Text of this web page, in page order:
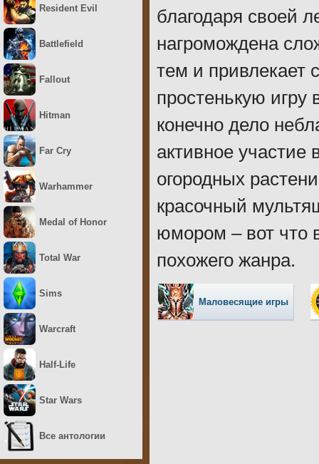
благодаря своей
нагромождена
тем и привлекает
простенькую игру
конечно дело
активное
огородных
красочный
юмором – вот что
похожего жанра.
Маловесящие игры
Resident Evil
Battlefield
Fallout
Hitman
Far Cry
Warhammer
Medal of Honor
Total War
Sims
Warcraft
Half-Life
Star Wars
Все антологии